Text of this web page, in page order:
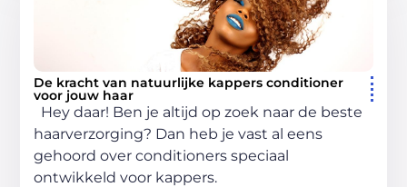
De kracht van natuurlijke kappers conditioner
voor jouw haar
Hey daar! Ben je altijd op zoek naar de beste
haarverzorging? Dan heb je vast al eens
gehoord over conditioners speciaal
ontwikkeld voor kappers.